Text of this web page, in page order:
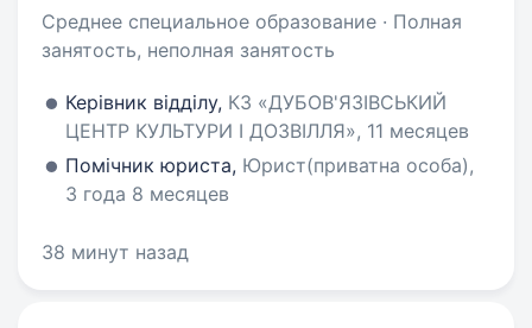
Среднее специальное образование · Полная
занятость, неполная занятость
Керівник відділу, КЗ «ДУ­БО­В'Я­ЗІВ­СЬКИЙ
ЦЕНТР КУЛЬТУРИ І ДОЗВІЛЛЯ», 11 месяцев
Помічник юриста, Юрист(приватна особа),
3 года 8 месяцев
38 минут назад